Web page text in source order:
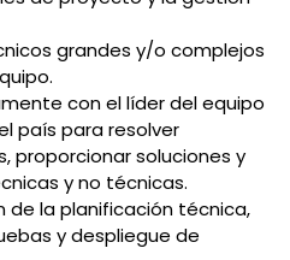
grandes y/o complejos
con el líder del equipo
país para resolver
proporcionar soluciones y
y no técnicas.
de la planificación técnica,
y despliegue de